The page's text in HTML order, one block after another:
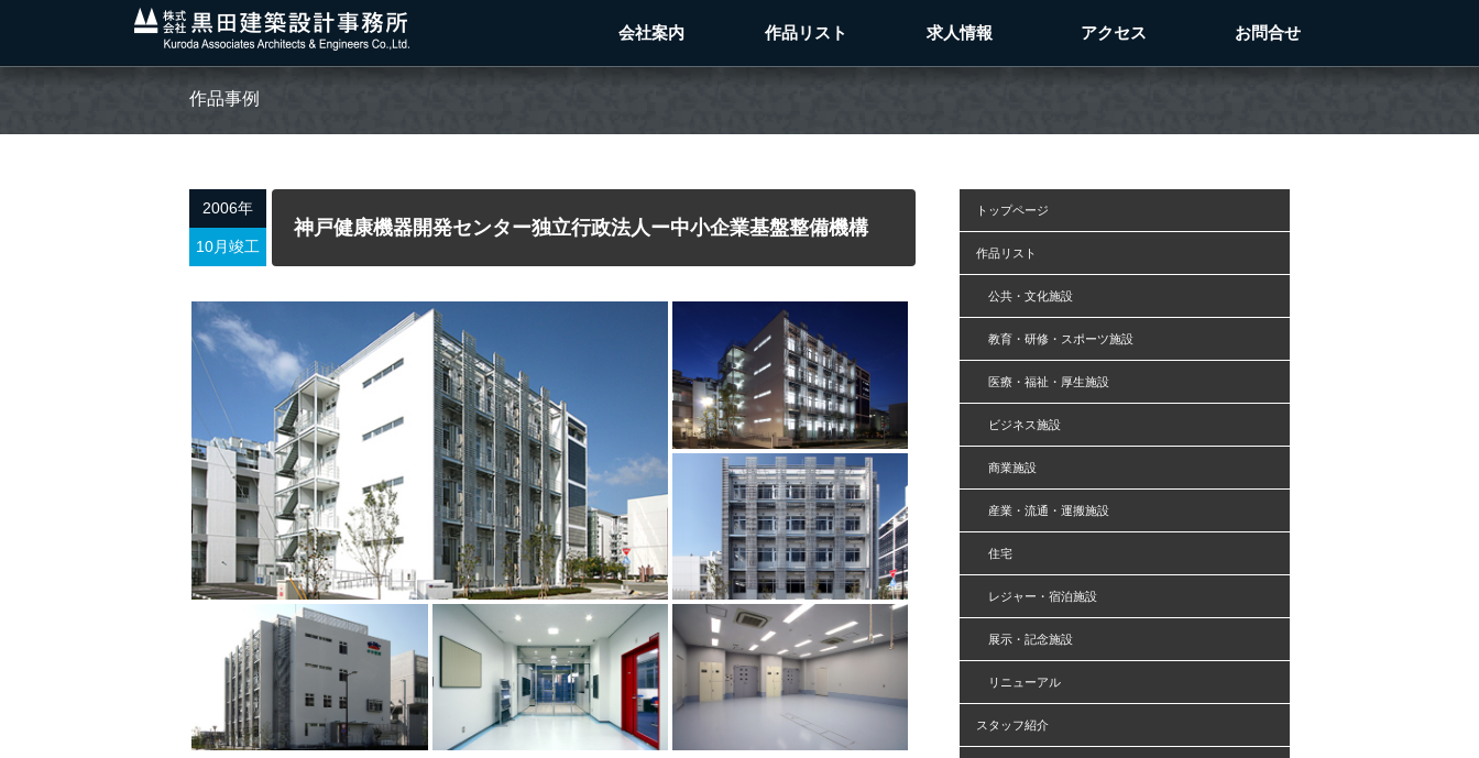
会社案内 作品リスト 求人情報 アクセス お問合せ
作品事例
2006年
10月竣工
神戸健康機器開発センター独立行政法人ー中小企業基盤整備機構
トップページ
作品リスト
公共・文化施設
教育・研修・スポーツ施設
医療・福祉・厚生施設
ビジネス施設
商業施設
産業・流通・運搬施設
住宅
レジャー・宿泊施設
展示・記念施設
リニューアル
スタッフ紹介